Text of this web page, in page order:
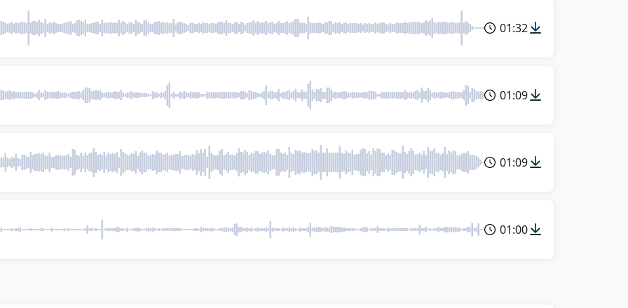
01:32
01:09
01:09
01:00